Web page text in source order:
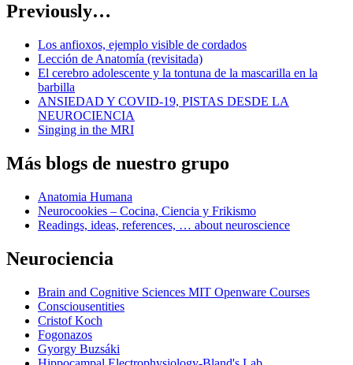
Previously…
Los anfioxos, ejemplo visible de cordados
Lección de Anatomía (revisitada)
El cerebro adolescente y la tontuna de la mascarilla en la
barbilla
ANSIEDAD Y COVID-19, PISTAS DESDE LA
NEUROCIENCIA
Singing in the MRI
Más blogs de nuestro grupo
Anatomia Humana
Neurocookies – Cocina, Ciencia y Frikismo
Readings, ideas, references, … about neuroscience
Neurociencia
Brain and Cognitive Sciences MIT Openware Courses
Consciousentities
Cristof Koch
Fogonazos
Gyorgy Buzsáki